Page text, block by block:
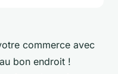
commerce avec
bon endroit !